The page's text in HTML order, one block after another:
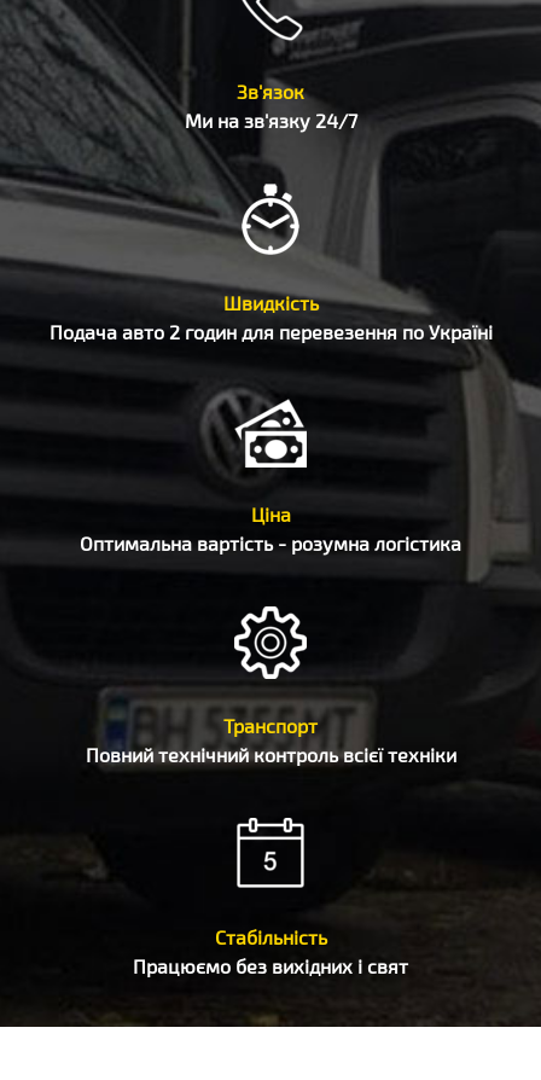
Зв'язок
Ми на зв'язку 24/7
Швидкість
Подача авто 2 годин для перевезення по Україні
Ціна
Оптимальна вартість - розумна логістика
Транспорт
Повний технічний контроль всієї техніки
Стабільність
Працюємо без вихідних і свят